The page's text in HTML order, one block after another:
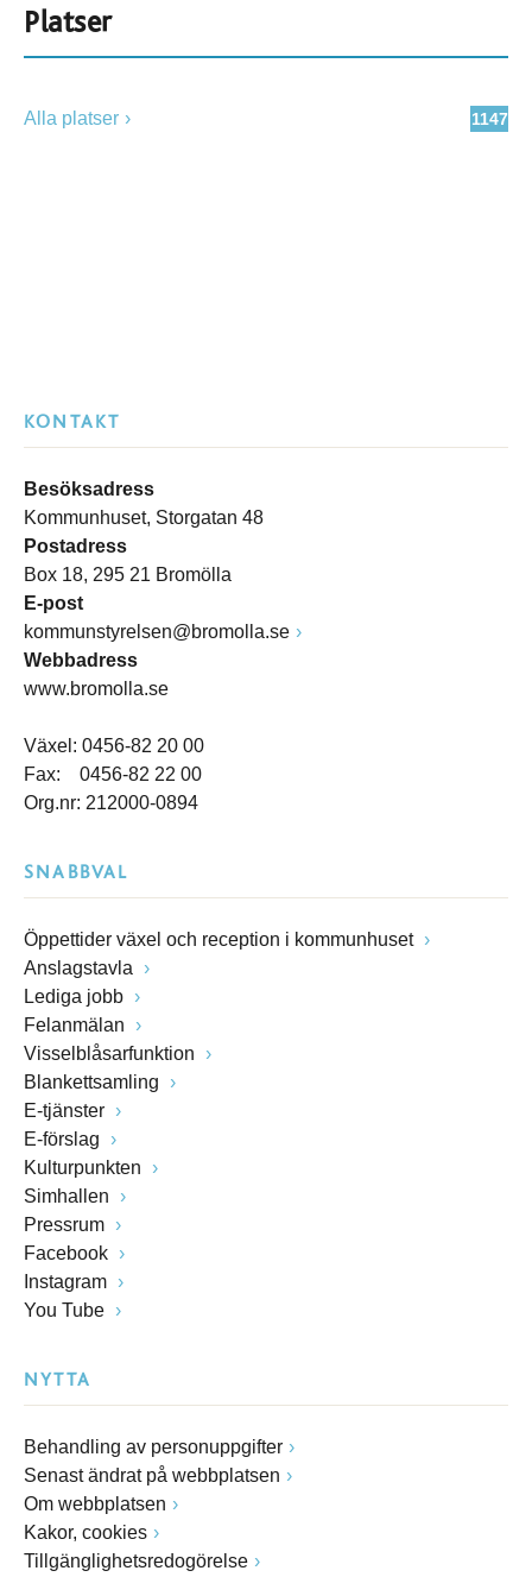
Platser
1147
Alla platser
KONTAKT
Besöksadress
Kommunhuset, Storgatan 48
Postadress
Box 18, 295 21 Bromölla
E-post
kommunstyrelsen@bromolla.se
Webbadress
www.bromolla.se
Växel: 0456-82 20 00
Fax: 0456-82 22 00
Org.nr: 212000-0894
SNABBVAL
Öppettider växel och reception i kommunhuset
Anslagstavla
Lediga jobb
Felanmälan
Visselblåsarfunktion
Blankettsamling
E-tjänster
E-förslag
Kulturpunkten
Simhallen
Pressrum
Facebook
Instagram
You Tube
NYTTA
Behandling av personuppgifter
Senast ändrat på webbplatsen
Om webbplatsen
Kakor, cookies
Tillgänglighetsredogörelse